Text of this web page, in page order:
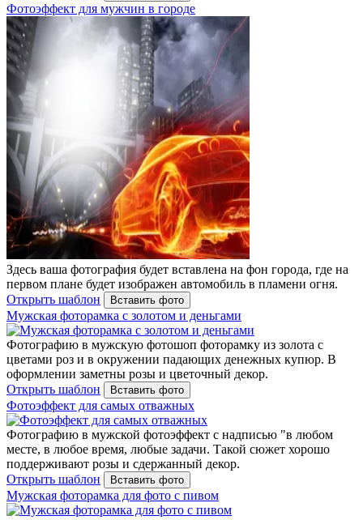
Фотоэффект для мужчин в городе
Здесь ваша фотография будет вставлена на фон города, где на
первом плане будет изображен автомобиль в пламени огня.
Открыть шаблон
Вставить фото
Мужская фоторамка с золотом и деньгами
Фотографию в мужскую фотошоп фоторамку из золота с
цветами роз и в окружении падающих денежных купюр. В
оформлении заметны розы и цветочный декор.
Открыть шаблон
Вставить фото
Фотоэффект для самых отважных
Фотографию в мужской фотоэффект с надписью "в любом
месте, в любое время, любые задачи. Такой сюжет хорошо
поддерживают розы и сдержанный декор.
Открыть шаблон
Вставить фото
Мужская фоторамка для фото с пивом